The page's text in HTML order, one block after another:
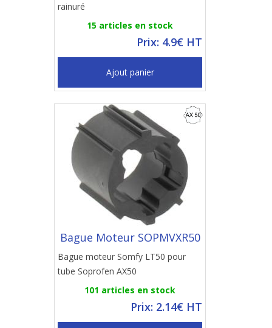
rainuré
15 articles en stock
Prix: 4.9€ HT
Ajout panier
Bague Moteur SOPMVXR50
Bague moteur Somfy LT50 pour
tube Soprofen AX50
101 articles en stock
Prix: 2.14€ HT